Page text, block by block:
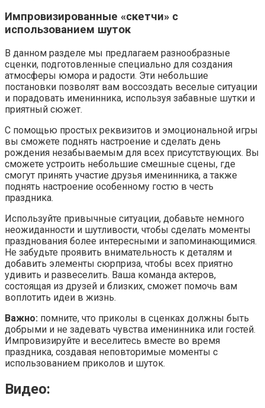
Импровизированные «скетчи» с
использованием шуток
В данном разделе мы предлагаем разнообразные
сценки, подготовленные специально для создания
атмосферы юмора и радости. Эти небольшие
постановки позволят вам воссоздать веселые ситуации
и порадовать именинника, используя забавные шутки и
приятный сюжет.
С помощью простых реквизитов и эмоциональной игры
вы сможете поднять настроение и сделать день
рождения незабываемым для всех присутствующих. Вы
сможете устроить небольшие смешные сцены, где
смогут принять участие друзья именинника, а также
поднять настроение особенному гостю в честь
праздника.
Используйте привычные ситуации, добавьте немного
неожиданности и шутливости, чтобы сделать моменты
празднования более интересными и запоминающимися.
Не забудьте проявить внимательность к деталям и
добавить элементы сюрприза, чтобы всех приятно
удивить и развеселить. Ваша команда актеров,
состоящая из друзей и близких, сможет помочь вам
воплотить идеи в жизнь.
Важно: помните, что приколы в сценках должны быть
добрыми и не задевать чувства именинника или гостей.
Импровизируйте и веселитесь вместе во время
праздника, создавая неповторимые моменты с
использованием приколов и шуток.
Видео: